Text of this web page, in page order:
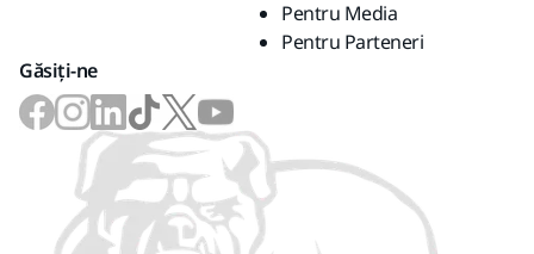
Pentru Media
Pentru Parteneri
Găsiți-ne